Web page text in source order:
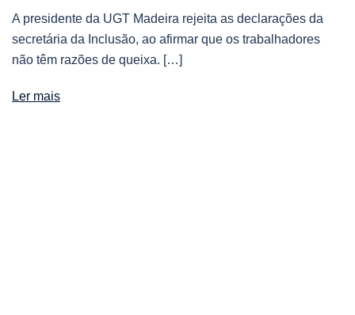
A presidente da UGT Madeira rejeita as declarações da
secretária da Inclusão, ao afirmar que os trabalhadores
não têm razões de queixa. […]
Ler mais